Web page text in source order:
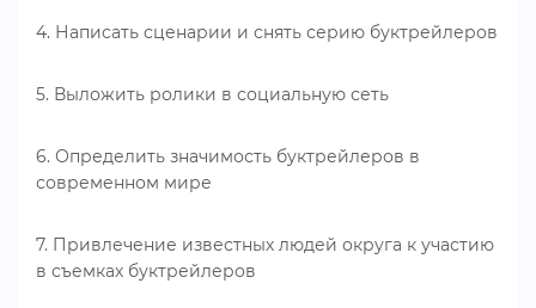
4. Написать сценарии и снять серию буктрейлеров
5. Выложить ролики в социальную сеть
6. Определить значимость буктрейлеров в
современном мире
7. Привлечение известных людей округа к участию
в съемках буктрейлеров